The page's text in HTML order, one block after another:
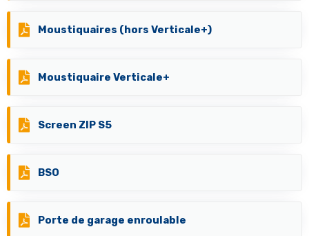
Moustiquaires (hors Verticale+)
Moustiquaire Verticale+
Screen ZIP S5
BSO
Porte de garage enroulable